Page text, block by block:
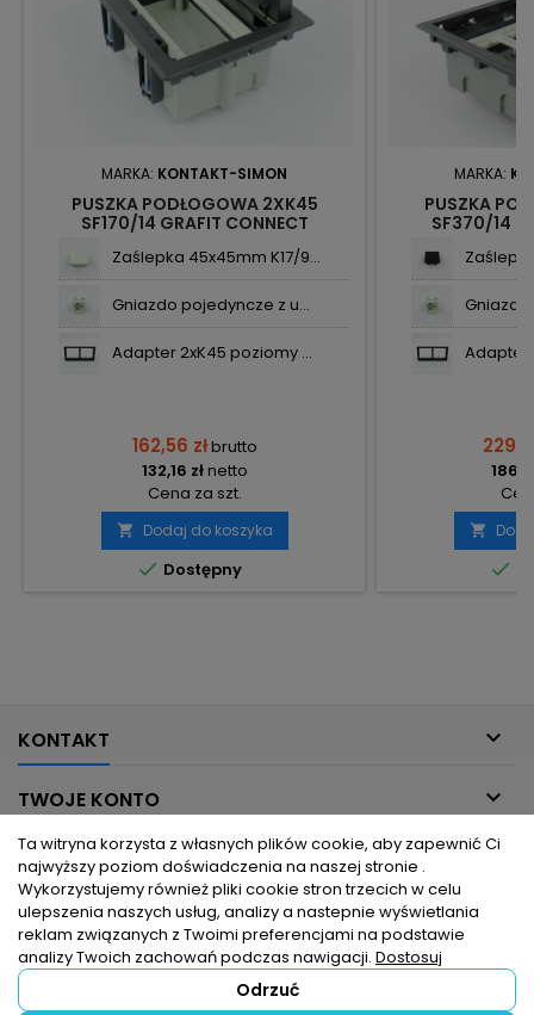
MARKA: KONTAKT-SIMON
PUSZKA PODŁOGOWA 2XK45
SF170/14 GRAFIT CONNECT
Zaślepka 45x45mm K17/9...
Gniazdo pojedyncze z u...
Adapter 2xK45 poziomy ...
162,56 złbrutto
132,16 złnetto
Cena za szt.
 Dodaj do koszyka
 Dostępny
MARKA:
PUSZKA
SF370/14
Adapter


KONTAKT 
TWOJE KONTO 
INFORMACJE DLA CIEBIE 
PRODUKTY
Ta witryna korzysta z własnych plików cookie, aby zapewnić Ci
najwyższy poziom doświadczenia na naszej stronie .
Wykorzystujemy również pliki cookie stron trzecich w celu
ulepszenia naszych usług, analizy a nastepnie wyświetlania
reklam związanych z Twoimi preferencjami na podstawie
analizy Twoich zachowań podczas nawigacji. Dostosuj
Odrzuć